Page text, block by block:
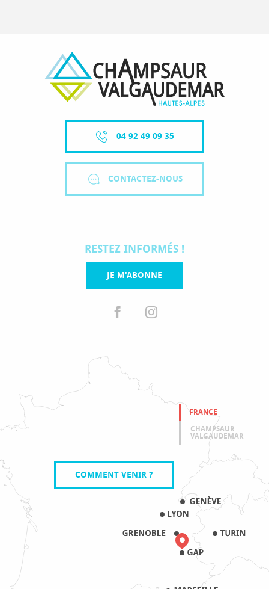
04 92 49 09 35
CONTACTEZ-NOUS
RESTEZ INFORMÉS !
JE M'ABONNE
FRANCE
CHAMPSAUR
VALGAUDEMAR
COMMENT VENIR ?